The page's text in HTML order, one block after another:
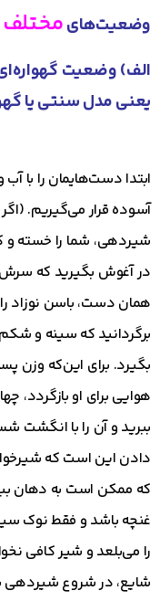
وضعیت‌های
الف) وضعیت
یعنی مدل سنتی یا
ابتدا دست‌هایمان را
آسوده قرار می‌گیریم.
شیردهی، شما را خسته و
در آغوش بگیرید که سرش
همان دست، باسن نوزاد را
برگردانید که سینه و
بگیرد. برای این‌که وزن
هوایی برای او بازگردد،
ببرید و آن را با انگشت
دادن این است که شیرخوار
که ممکن است به دهان
غنچه باشد و فقط نوک
را می‌بلعد و شیر کافی
شایع، در شروع شیردهی